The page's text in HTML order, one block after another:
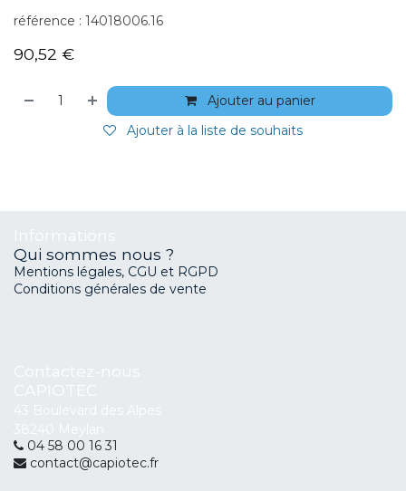
référence : 14018006.16
90,52 €
Ajouter au panier
Ajouter à la liste de souhaits
Qui sommes nous ?
Mentions légales, CGU et RGPD
Conditions générales de vente
04 58 00 16 31
contact@capiotec.fr